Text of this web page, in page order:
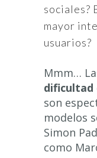
sociales?
mayor
usuarios?
Mmm…
dificultad
son
modelos
Simon
como